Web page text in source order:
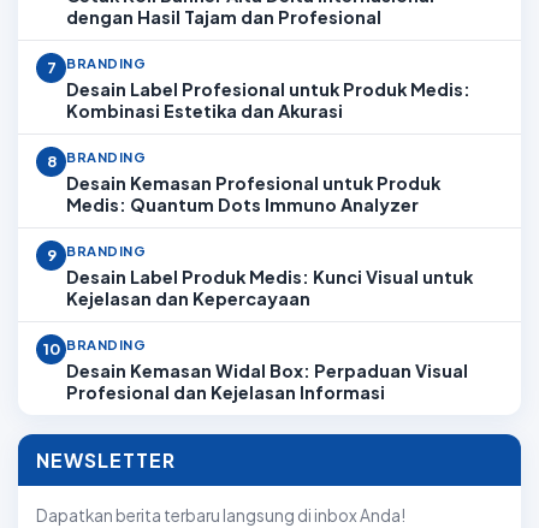
dengan Hasil Tajam dan Profesional
7 BRANDING
Desain Label Profesional untuk Produk Medis:
Kombinasi Estetika dan Akurasi
8 BRANDING
Desain Kemasan Profesional untuk Produk
Medis: Quantum Dots Immuno Analyzer
9 BRANDING
Desain Label Produk Medis: Kunci Visual untuk
Kejelasan dan Kepercayaan
10 BRANDING
Desain Kemasan Widal Box: Perpaduan Visual
Profesional dan Kejelasan Informasi
NEWSLETTER
Dapatkan berita terbaru langsung di inbox Anda!